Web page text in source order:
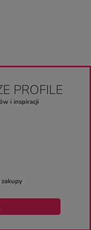
PROFILE
i inspiracji